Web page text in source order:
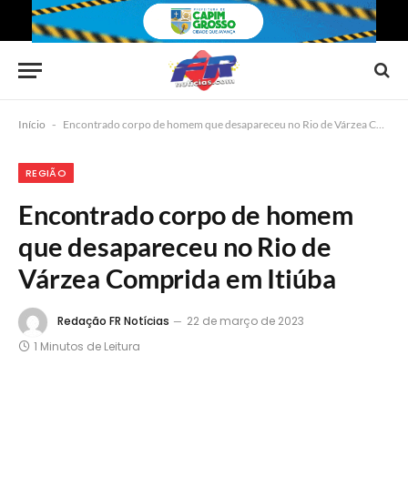
Início - Encontrado corpo de homem que desapareceu no Rio de Várzea Comprida em Itiúba
REGIÃO
Encontrado corpo de homem
que desapareceu no Rio de
Várzea Comprida em Itiúba
Redação FR Notícias
22 de março de 2023
1 Minutos de Leitura